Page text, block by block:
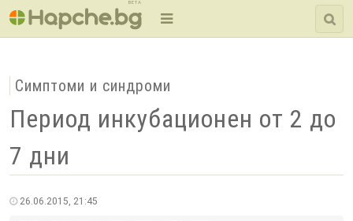
BETA
Симптоми и синдроми
Период инкубационен от 2 до
7 дни
26.06.2015, 21:45